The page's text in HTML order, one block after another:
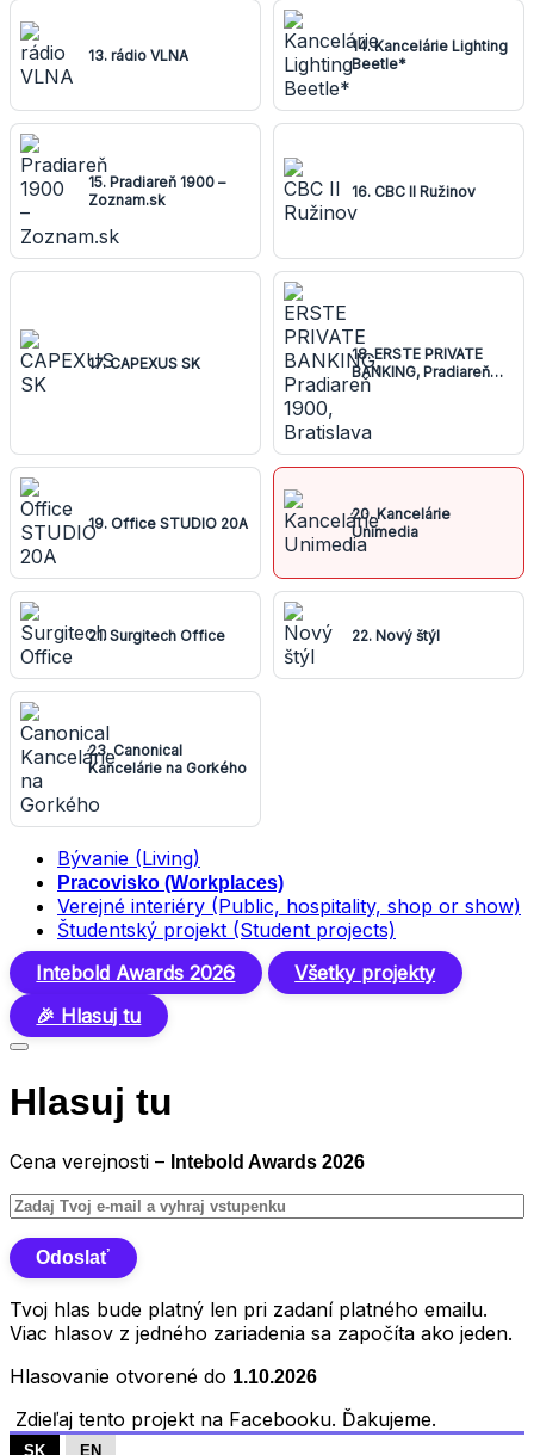
13. rádio VLNA
14. Kancelárie Lighting
Beetle*
15. Pradiareň 1900 –
Zoznam.sk
16. CBC II Ružinov
17. CAPEXUS SK
18. ERSTE PRIVATE
BANKING, Pradiareň
1900, Bratislava
19. Office STUDIO 20A
20. Kancelárie
Unimedia
21. Surgitech Office 22. Nový štýl
23. Canonical
Kancelárie na Gorkého
Bývanie (Living)
Pracovisko (Workplaces)
Verejné interiéry (Public, hospitality, shop or show)
Študentský projekt (Student projects)
Intebold Awards 2026
Všetky projekty
🎉 Hlasuj tu
Hlasuj tu
Cena verejnosti – Intebold Awards 2026
Tvoj hlas bude platný len pri zadaní platného emailu.
Viac hlasov z jedného zariadenia sa započíta ako jeden.
Hlasovanie otvorené do 1.10.2026
Zdieľaj tento projekt na Facebooku. Ďakujeme.
SK EN